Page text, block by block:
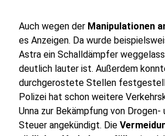
Auch wegen der Manipulationen
es Anzeigen. Da wurde
Astra ein Schalldämpfer
deutlich lauter ist. Außerdem
durchgerostete Stellen
Polizei hat schon weitere
Unna zur Bekämpfung von Drogen-
Steuer angekündigt. Die